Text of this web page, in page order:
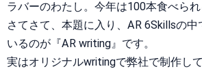
ラバーのわたし。今年は100本食べられ
さてさて、本題に入り、AR 6Skillsの
いるのが『AR writing』です。
実はオリジナルwritingで弊社で制作して